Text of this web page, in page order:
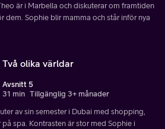
är i Marbella och diskuterar om framtiden
dem. Sophie blir mamma och står inför nya
Två olika världar
Avsnitt 5
31 min Tillgänglig 3+ månader
av sin semester i Dubai med shopping,
spa. Kontrasten är stor med Sophie i